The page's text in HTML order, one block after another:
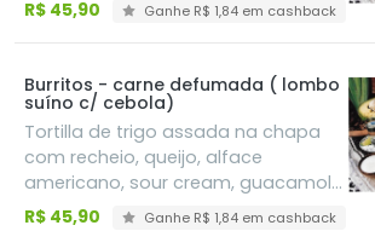
R$ 45,90 Ganhe R$ 1,84 em cashback
Burritos - carne defumada ( lombo
suíno c/ cebola)
Tortilla de trigo assada na chapa
com recheio, queijo, alface
americano, sour cream, guacamole
e feijão refrito
R$ 45,90 Ganhe R$ 1,84 em cashback